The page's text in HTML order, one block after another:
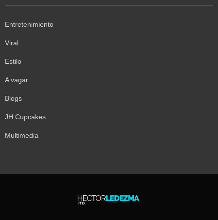
Entretenimiento
Viral
Estilo
A vagar
Blogs
JH Cupcakes
Multimedia